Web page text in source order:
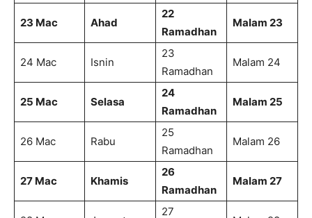
23 Mac Ahad
22
Ramadhan
Malam 23
24 Mac Isnin
23
Ramadhan
Malam 24
25 Mac Selasa
24
Ramadhan
Malam 25
26 Mac Rabu
25
Ramadhan
Malam 26
27 Mac Khamis
26
Ramadhan
Malam 27
27